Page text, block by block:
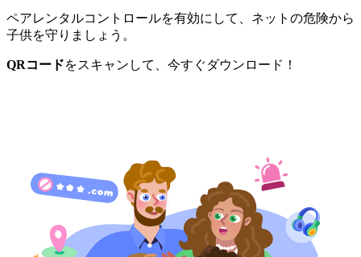
ペアレンタルコントロールを有効にして、ネットの危険から
子供を守りましょう。
QRコードをスキャンして、今すぐダウンロード！